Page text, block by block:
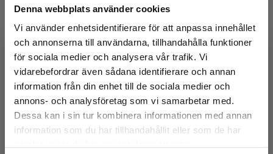
Denna webbplats använder cookies
Vi använder enhetsidentifierare för att anpassa innehållet
och annonserna till användarna, tillhandahålla funktioner
för sociala medier och analysera vår trafik. Vi
vidarebefordrar även sådana identifierare och annan
information från din enhet till de sociala medier och
annons- och analysföretag som vi samarbetar med.
Dessa kan i sin tur kombinera informationen med annan
information som du har tillhandahållit eller som de har
Begränsad fraktregion
Det verkar som att du besöker
studentlitteratur.se via en enhet utanför Sverige.
Uppdragsledarskap
Elg, Mattias m.fl.
312 krinkl. moms
Exkl. moms: 294 kr